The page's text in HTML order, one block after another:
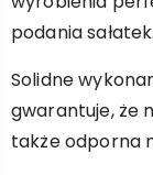
podania sałatek.
Solidne
gwarantuje, że
także odporna